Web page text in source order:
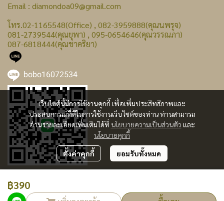
฿390
เว็บไซต์นี้มีการใช้งานคุกกี้ เพื่อเพิ่มประสิทธิภาพและ
ประสบการณ์ที่ดีในการใช้งานเว็บไซต์ของท่าน ท่านสามารถ
อ่านรายละเอียดเพิ่มเติมได้ที่ นโยบายความเป็นส่วนตัว และ
นโยบายคุกกี้
ตั้งค่าคุกกี้ ยอมรับทั้งหมด
Email : diamondoa09@gmail.com
โทร.02-1165548(Office) , 082-3959888(คุณนพรุจ)
081-2739544(คุณยุพา) , 095-0654646(คุณวรรณภา)
087-6818444(คุณชาคริยา)
bobo16072534
ผู้เข้าชมทั้งหมด240,748